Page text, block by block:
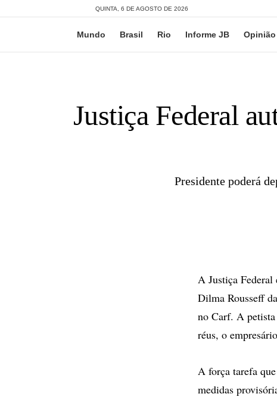
QUINTA, 6 DE AGOSTO DE 2026
Mundo Brasil Rio Informe JB Opinião
Justiça Federal
Presidente poderá
A Justiça
Dilma Rousseff
no Carf. A petista
réus, o
A força tarefa
medidas